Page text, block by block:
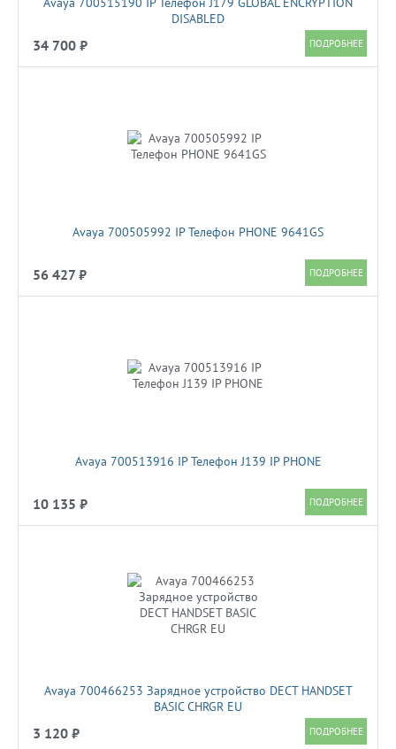
DISABLED
34 700 ₽
Avaya 700505992 IP Телефон PHONE 9641GS
56 427 ₽
Avaya 700513916 IP Телефон J139 IP PHONE
10 135 ₽
Avaya 700466253 Зарядное устройство DECT HANDSET
BASIC CHRGR EU
3 120 ₽